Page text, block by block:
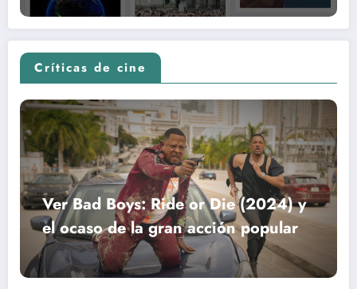
Críticas de cine
Ver Bad Boys: Ride or Die (2024) y
el ocaso de la gran acción popular